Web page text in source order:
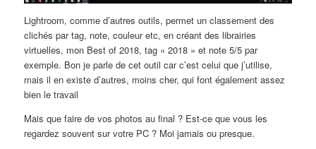
Lightroom, comme d’autres outils, permet un classement des
clichés par tag, note, couleur etc, en créant des librairies
virtuelles, mon Best of 2018, tag « 2018 » et note 5/5 par
exemple. Bon je parle de cet outil car c’est celui que j’utilise,
mais il en existe d’autres, moins cher, qui font également assez
bien le travail
Mais que faire de vos photos au final ? Est-ce que vous les
regardez souvent sur votre PC ? Moi jamais ou presque.